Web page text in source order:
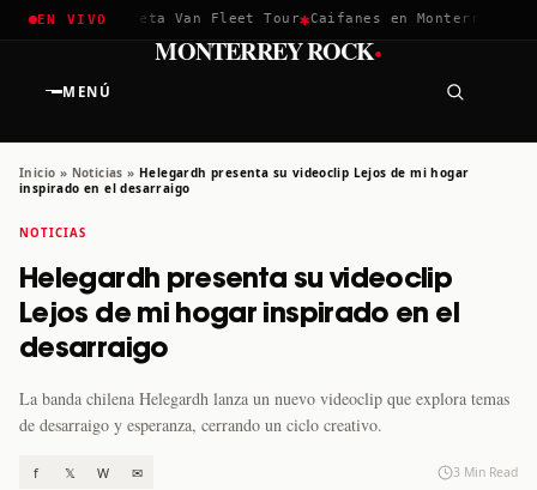
EN VIVO
2026✱Greta Van Fleet Tour✱ Caifanes en Monterrey · 12
MENÚ
MONTERREY ROCK·
Inicio » Noticias » Helegardh presenta su videoclip Lejos de mi hogar
inspirado en el desarraigo
NOTICIAS
Helegardh presenta su videoclip
Lejos de mi hogar inspirado en el
desarraigo
La banda chilena Helegardh lanza un nuevo videoclip que explora temas
de desarraigo y esperanza, cerrando un ciclo creativo.
f 𝕏 W ✉ 3 Min Read